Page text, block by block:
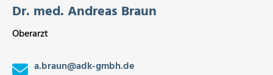
Dr. med. Andreas Braun
Oberarzt
a.braun@adk-gmbh.de